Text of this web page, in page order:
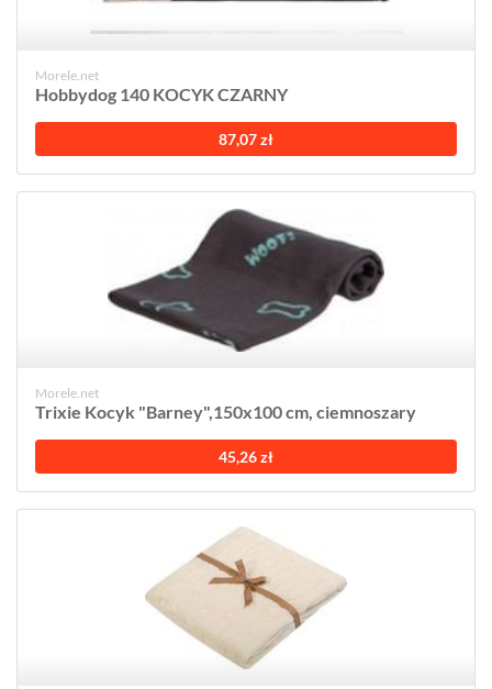
Morele.net
Hobbydog 140 KOCYK CZARNY
87,07 zł
Morele.net
Trixie Kocyk "Barney",150x100 cm, ciemnoszary
45,26 zł